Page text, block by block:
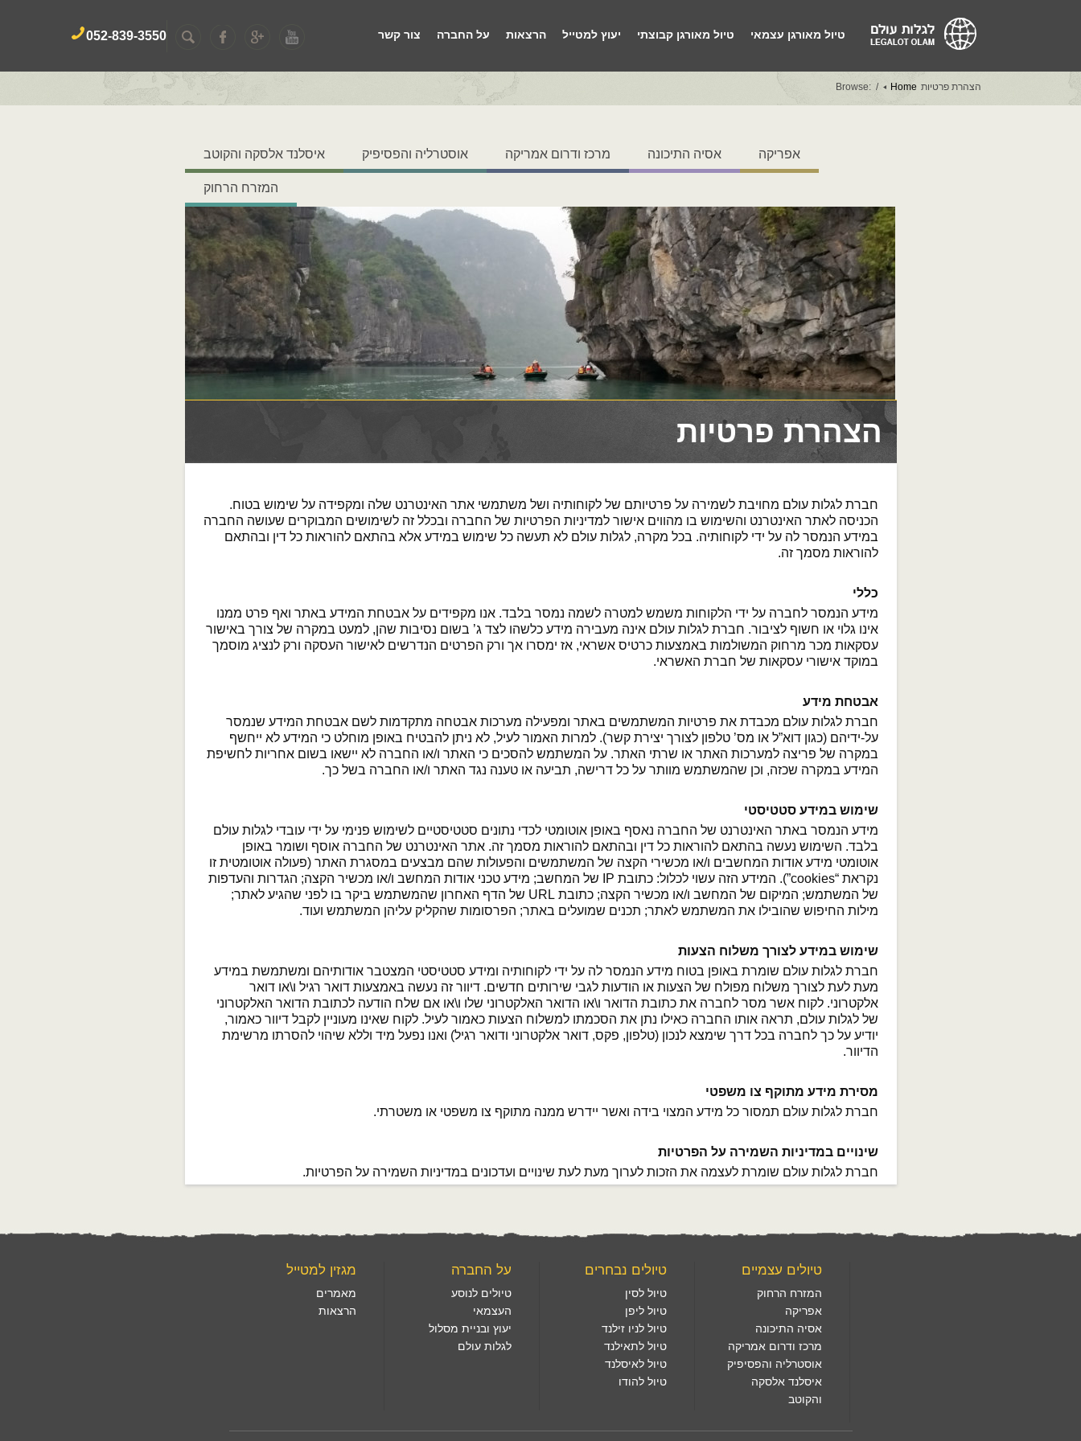
052-839-3550 טיול מאורגן עצמאי טיול מאורגן קבוצתי יעוץ למטייל הרצאות על החברה צור קשר
Browse: Home הצהרת פרטיות
איסלנד אלסקה והקוטב אוסטרליה והפסיפיק מרכז ודרום אמריקה אסיה התיכונה אפריקה
המזרח הרחוק
הצהרת פרטיות
חברת לגלות עולם מחויבת לשמירה על פרטיותם של לקוחותיה ושל משתמשי אתר האינטרנט שלה ומקפידה על שימוש בטוח.
הכניסה לאתר האינטרנט והשימוש בו מהווים אישור למדיניות הפרטיות של החברה ובכלל זה לשימושים המבוקרים שעושה החברה
במידע הנמסר לה על ידי לקוחותיה. בכל מקרה, לגלות עולם לא תעשה כל שימוש במידע אלא בהתאם להוראות כל דין ובהתאם
להוראות מסמך זה.
כללי
מידע הנמסר לחברה על ידי הלקוחות משמש למטרה לשמה נמסר בלבד. אנו מקפידים על אבטחת המידע באתר ואף פרט ממנו
אינו גלוי או חשוף לציבור. חברת לגלות עולם אינה מעבירה מידע כלשהו לצד ג’ בשום נסיבות שהן, למעט במקרה של צורך באישור
עסקאות מכר מרחוק המשולמות באמצעות כרטיס אשראי, אז ימסרו אך ורק הפרטים הנדרשים לאישור העסקה ורק לנציג מוסמך
במוקד אישורי עסקאות של חברת האשראי.
אבטחת מידע
חברת לגלות עולם מכבדת את פרטיות המשתמשים באתר ומפעילה מערכות אבטחה מתקדמות לשם אבטחת המידע שנמסר
על-ידיהם (כגון דוא”ל או מס’ טלפון לצורך יצירת קשר). למרות האמור לעיל, לא ניתן להבטיח באופן מוחלט כי המידע לא ייחשף
במקרה של פריצה למערכות האתר או שרתי האתר. על המשתמש להסכים כי האתר ו/או החברה לא יישאו בשום אחריות לחשיפת
המידע במקרה שכזה, וכן שהמשתמש מוותר על כל דרישה, תביעה או טענה נגד האתר ו/או החברה בשל כך.
שימוש במידע סטטיסטי
מידע הנמסר באתר האינטרנט של החברה נאסף באופן אוטומטי לכדי נתונים סטטיסטיים לשימוש פנימי על ידי עובדי לגלות עולם
בלבד. השימוש נעשה בהתאם להוראות כל דין ובהתאם להוראות מסמך זה. אתר האינטרנט של החברה אוסף ושומר באופן
אוטומטי מידע אודות המחשבים ו/או מכשירי הקצה של המשתמשים והפעולות שהם מבצעים במסגרת האתר (פעולה אוטומטית זו
נקראת “cookies”). המידע הזה עשוי לכלול: כתובת IP של המחשב; מידע טכני אודות המחשב ו/או מכשיר הקצה; הגדרות והעדפות
של המשתמש; המיקום של המחשב ו/או מכשיר הקצה; כתובת URL של הדף האחרון שהמשתמש ביקר בו לפני שהגיע לאתר;
מילות החיפוש שהובילו את המשתמש לאתר; תכנים שמועלים באתר; הפרסומות שהקליק עליהן המשתמש ועוד.
שימוש במידע לצורך משלוח הצעות
חברת לגלות עולם שומרת באופן בטוח מידע הנמסר לה על ידי לקוחותיה ומידע סטטיסטי המצטבר אודותיהם ומשתמשת במידע
מעת לעת לצורך משלוח מפולח של הצעות או הודעות לגבי שירותים חדשים. דיוור זה נעשה באמצעות דואר רגיל ו\או דואר
אלקטרוני. לקוח אשר מסר לחברה את כתובת הדואר ו\או הדואר האלקטרוני שלו ו\או אם שלח הודעה לכתובת הדואר האלקטרוני
של לגלות עולם, תראה אותו החברה כאילו נתן את הסכמתו למשלוח הצעות כאמור לעיל. לקוח שאינו מעוניין לקבל דיוור כאמור,
יודיע על כך לחברה בכל דרך שימצא לנכון (טלפון, פקס, דואר אלקטרוני ודואר רגיל) ואנו נפעל מיד וללא שיהוי להסרתו מרשימת
הדיוור.
מסירת מידע מתוקף צו משפטי
חברת לגלות עולם תמסור כל מידע המצוי בידה ואשר יידרש ממנה מתוקף צו משפטי או משטרתי.
שינויים במדיניות השמירה על הפרטיות
חברת לגלות עולם שומרת לעצמה את הזכות לערוך מעת לעת שינויים ועדכונים במדיניות השמירה על הפרטיות.
מגזין למטייל
מאמרים
הרצאות
על החברה
טיולים לנוסע
העצמאי
יעוץ ובניית מסלול
לגלות עולם
טיולים נבחרים
טיול לסין
טיול ליפן
טיול לניו זילנד
טיול לתאילנד
טיול לאיסלנד
טיול להודו
טיולים עצמיים
המזרח הרחוק
אפריקה
אסיה התיכונה
מרכז ודרום אמריקה
אוסטרליה והפסיפיק
איסלנד אלסקה
והקוטב